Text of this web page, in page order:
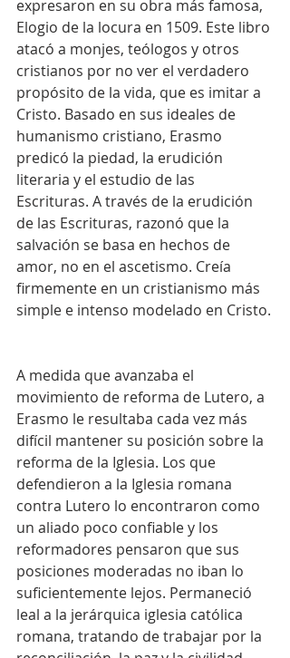
expresaron en su obra más famosa,
Elogio de la locura en 1509. Este libro
atacó a monjes, teólogos y otros
cristianos por no ver el verdadero
propósito de la vida, que es imitar a
Cristo. Basado en sus ideales de
humanismo cristiano, Erasmo
predicó la piedad, la erudición
literaria y el estudio de las
Escrituras. A través de la erudición
de las Escrituras, razonó que la
salvación se basa en hechos de
amor, no en el ascetismo. Creía
firmemente en un cristianismo más
simple e intenso modelado en Cristo.
A medida que avanzaba el
movimiento de reforma de Lutero, a
Erasmo le resultaba cada vez más
difícil mantener su posición sobre la
reforma de la Iglesia. Los que
defendieron a la Iglesia romana
contra Lutero lo encontraron como
un aliado poco confiable y los
reformadores pensaron que sus
posiciones moderadas no iban lo
suficientemente lejos. Permaneció
leal a la jerárquica iglesia católica
romana, tratando de trabajar por la